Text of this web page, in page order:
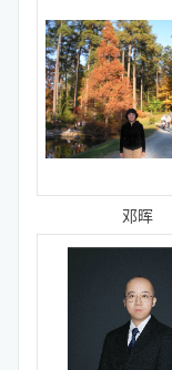
邓晖